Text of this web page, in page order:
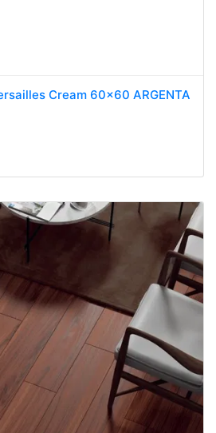
Cream 60x60 ARGENTA